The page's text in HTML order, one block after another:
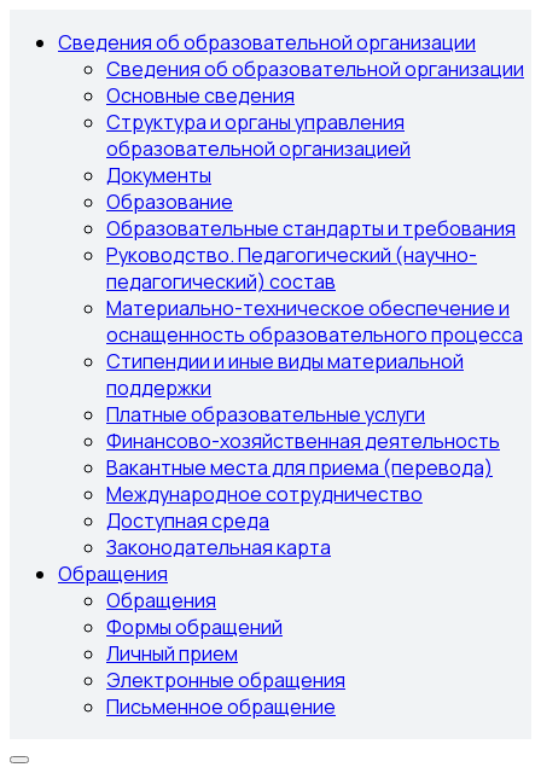
Сведения об образовательной организации
Сведения об образовательной организации
Основные сведения
Структура и органы управления
образовательной организацией
Документы
Образование
Образовательные стандарты и требования
Руководство. Педагогический (научно-
педагогический) состав
Материально-техническое обеспечение и
оснащенность образовательного процесса
Стипендии и иные виды материальной
поддержки
Платные образовательные услуги
Финансово-хозяйственная деятельность
Вакантные места для приема (перевода)
Международное сотрудничество
Доступная среда
Законодательная карта
Обращения
Обращения
Формы обращений
Личный прием
Электронные обращения
Письменное обращение